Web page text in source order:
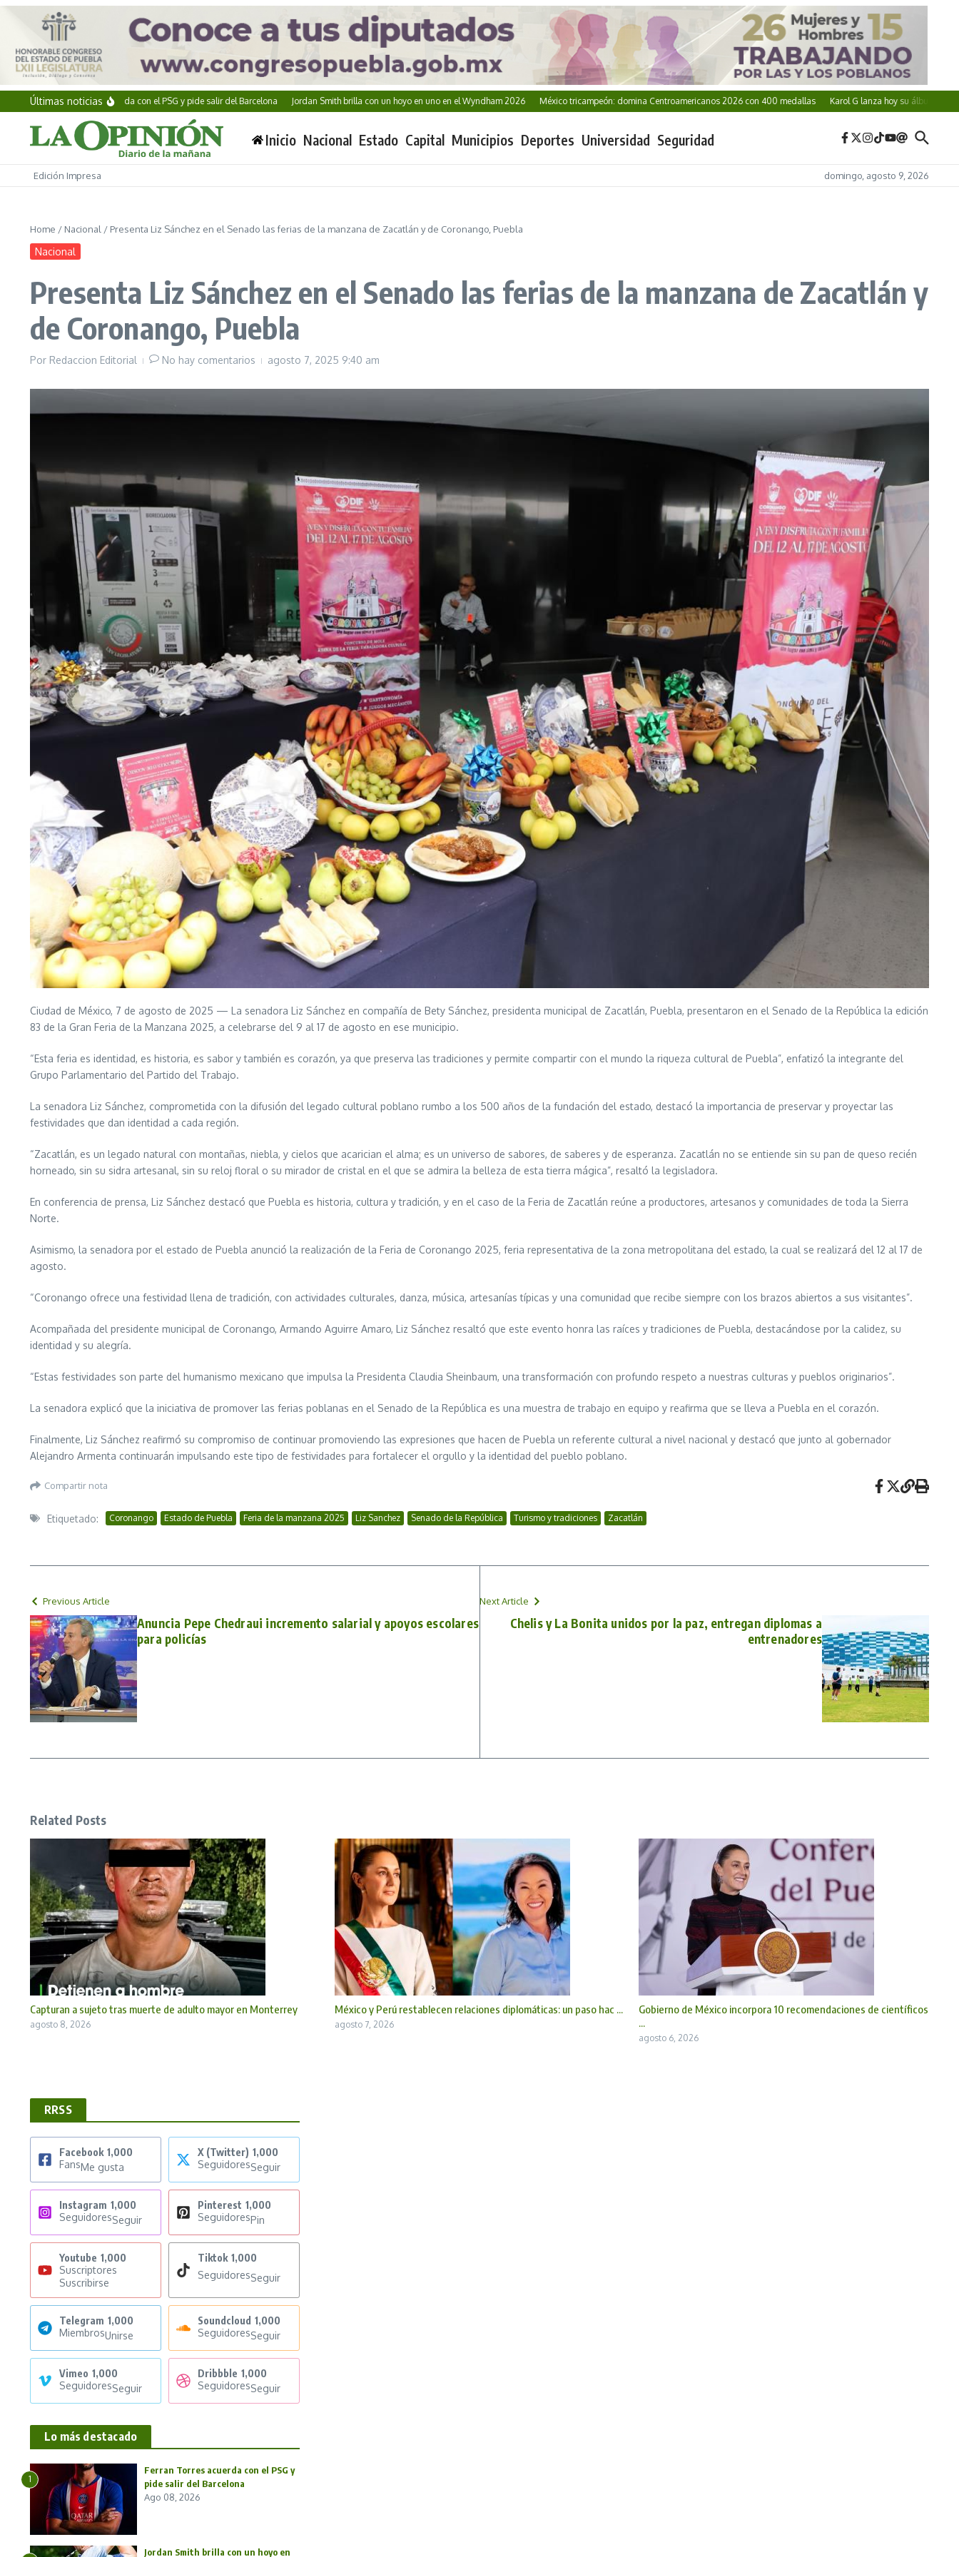
Saltar al contenido
Últimas noticias
Ferran Torres acuerda con el PSG y pide salir del Barcelona Jordan Smith brilla con un hoyo en uno en el Wyndham 2026 México tricampeón: domina Centroamericanos 2026 con 400 medallas Karol G lanza hoy su álbum ‘No Me
Inicio Nacional Estado Capital Municipios Deportes Universidad Seguridad
Edición Impresa domingo, agosto 9, 2026
Home / Nacional / Presenta Liz Sánchez en el Senado las ferias de la manzana de Zacatlán y de Coronango, Puebla
Nacional
Presenta Liz Sánchez en el Senado las ferias de la manzana de Zacatlán y
de Coronango, Puebla
Por Redaccion Editorial No hay comentarios agosto 7, 2025 9:40 am
Ciudad de México, 7 de agosto de 2025 — La senadora Liz Sánchez en compañía de Bety Sánchez, presidenta municipal de Zacatlán, Puebla, presentaron en el Senado de la República la edición
83 de la Gran Feria de la Manzana 2025, a celebrarse del 9 al 17 de agosto en ese municipio.
“Esta feria es identidad, es historia, es sabor y también es corazón, ya que preserva las tradiciones y permite compartir con el mundo la riqueza cultural de Puebla”, enfatizó la integrante del
Grupo Parlamentario del Partido del Trabajo.
La senadora Liz Sánchez, comprometida con la difusión del legado cultural poblano rumbo a los 500 años de la fundación del estado, destacó la importancia de preservar y proyectar las
festividades que dan identidad a cada región.
“Zacatlán, es un legado natural con montañas, niebla, y cielos que acarician el alma; es un universo de sabores, de saberes y de esperanza. Zacatlán no se entiende sin su pan de queso recién
horneado, sin su sidra artesanal, sin su reloj floral o su mirador de cristal en el que se admira la belleza de esta tierra mágica”, resaltó la legisladora.
En conferencia de prensa, Liz Sánchez destacó que Puebla es historia, cultura y tradición, y en el caso de la Feria de Zacatlán reúne a productores, artesanos y comunidades de toda la Sierra
Norte.
Asimismo, la senadora por el estado de Puebla anunció la realización de la Feria de Coronango 2025, feria representativa de la zona metropolitana del estado, la cual se realizará del 12 al 17 de
agosto.
“Coronango ofrece una festividad llena de tradición, con actividades culturales, danza, música, artesanías típicas y una comunidad que recibe siempre con los brazos abiertos a sus visitantes”.
Acompañada del presidente municipal de Coronango, Armando Aguirre Amaro, Liz Sánchez resaltó que este evento honra las raíces y tradiciones de Puebla, destacándose por la calidez, su
identidad y su alegría.
“Estas festividades son parte del humanismo mexicano que impulsa la Presidenta Claudia Sheinbaum, una transformación con profundo respeto a nuestras culturas y pueblos originarios”.
La senadora explicó que la iniciativa de promover las ferias poblanas en el Senado de la República es una muestra de trabajo en equipo y reafirma que se lleva a Puebla en el corazón.
Finalmente, Liz Sánchez reafirmó su compromiso de continuar promoviendo las expresiones que hacen de Puebla un referente cultural a nivel nacional y destacó que junto al gobernador
Alejandro Armenta continuarán impulsando este tipo de festividades para fortalecer el orgullo y la identidad del pueblo poblano.
Compartir nota
Etiquetado: Coronango Estado de Puebla Feria de la manzana 2025 Liz Sanchez Senado de la República Turismo y tradiciones Zacatlán
Previous Article
Anuncia Pepe Chedraui incremento salarial y apoyos escolares
para policías
Next Article
Chelis y La Bonita unidos por la paz, entregan diplomas a
entrenadores
Related Posts
Capturan a sujeto tras muerte de adulto mayor en Monterrey
agosto 8, 2026
México y Perú restablecen relaciones diplomáticas: un paso hac ...
agosto 7, 2026
Gobierno de México incorpora 10 recomendaciones de científicos
...
agosto 6, 2026
RRSS
Facebook 1,000
FansMe gusta
X (Twitter) 1,000
SeguidoresSeguir
Instagram 1,000
SeguidoresSeguir
Pinterest 1,000
SeguidoresPin
Youtube 1,000
Suscriptores
Suscribirse
Tiktok 1,000
SeguidoresSeguir
Telegram 1,000
MiembrosUnirse
Soundcloud 1,000
SeguidoresSeguir
Vimeo 1,000
SeguidoresSeguir
Dribbble 1,000
SeguidoresSeguir
Lo más destacado
1
Ferran Torres acuerda con el PSG y
pide salir del Barcelona
Ago 08, 2026
Jordan Smith brilla con un hoyo en